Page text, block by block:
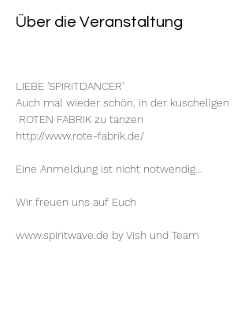
Über die Veranstaltung
LIEBE 'SPIRITDANCER'
Auch mal wieder schön, in der kuscheligen
ROTEN FABRIK zu tanzen
http://www.rote-fabrik.de/
Eine Anmeldung ist nicht notwendig...
Wir freuen uns auf Euch
www.spiritwave.de by Vish und Team